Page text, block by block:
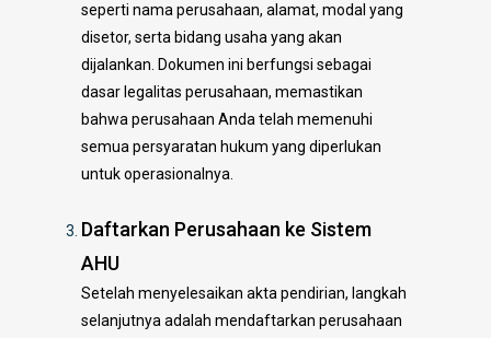
seperti nama perusahaan, alamat, modal yang
disetor, serta bidang usaha yang akan
dijalankan. Dokumen ini berfungsi sebagai
dasar legalitas perusahaan, memastikan
bahwa perusahaan Anda telah memenuhi
semua persyaratan hukum yang diperlukan
untuk operasionalnya.
Daftarkan Perusahaan ke Sistem
AHU
Setelah menyelesaikan akta pendirian, langkah
selanjutnya adalah mendaftarkan perusahaan